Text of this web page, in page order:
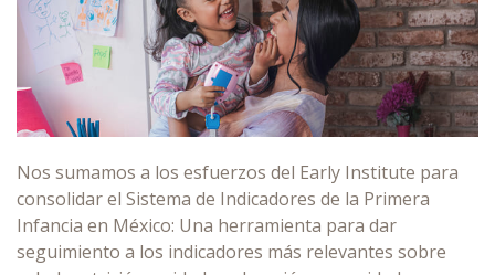
Nos sumamos a los esfuerzos del Early Institute para
consolidar el Sistema de Indicadores de la Primera
Infancia en México: Una herramienta para dar
seguimiento a los indicadores más relevantes sobre